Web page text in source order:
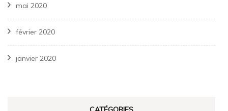
mai 2020
février 2020
janvier 2020